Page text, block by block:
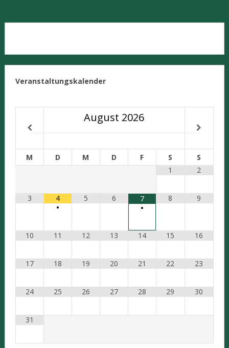
Veranstaltungskalender
August 2026
M D M D F S
S
1
2
3
4
•
5 6
7
•
8 9
10 11 12 13 14 15 16
17 18 19 20 21 22 23
24 25 26 27 28 29 30
31